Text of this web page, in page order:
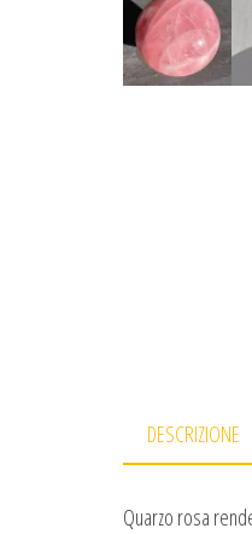
DESCRIZIONE
Quarzo rosa